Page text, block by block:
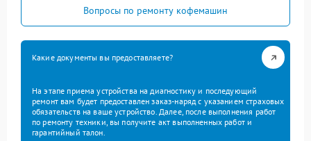
Вопросы по ремонту кофемашин
Какие документы вы предоставляете?
На этапе приема устройства на диагностику и последующий
ремонт вам будет предоставлен заказ-наряд с указанием страховых
обязательств на ваше устройство. Далее, после выполнения работ
по ремонту техники, вы получите акт выполненных работ и
гарантийный талон.